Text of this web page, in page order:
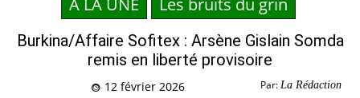
A LA UNE Les bruits du grin
Burkina/Affaire Sofitex : Arsène Gislain Somda
remis en liberté provisoire
Par: La Rédaction
12 février 2026